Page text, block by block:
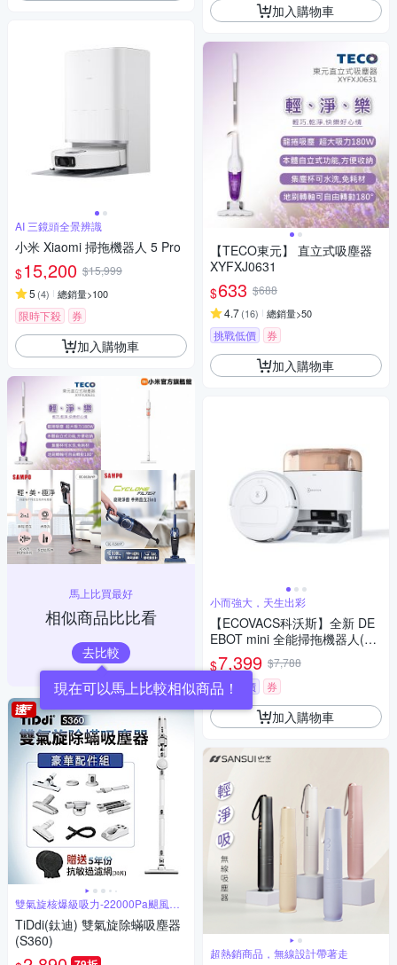
AI 三鏡頭全景辨識
小米 Xiaomi 掃拖機器人 5 Pro
$15,200 $15,999
5 (4) 總銷量>100
限時下殺 券
加入購物車
馬上比買最好
相似商品比比看
去比較
雙氣旋核爆級吸力-22000Pa颶風橫
掃
TiDdi(鈦迪) 雙氣旋除蟎吸塵器
(S360)
加入購物車
【TECO東元】 直立式吸塵器
XYFXJ0631
$633 $688
4.7(16) 總銷量>50
挑戰低價 券
加入購物車
小而強大，天生出彩
【ECOVACS科沃斯】全新 DE
EBOT mini 全能掃拖機器人(超
小機身/全能基站/毛髮不纏繞/靜
音清潔）
$7,399 $7,788
挑戰低價
券
加入購物車
超熱銷商品，無線設計帶著走